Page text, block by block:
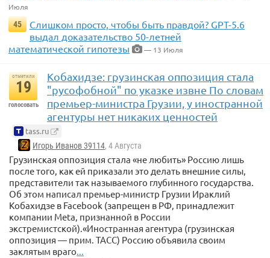
Июля
45
Слишком просто, чтобы быть правдой? GPT-5.6
выдал доказательство 50-летней
математической гипотезы
— 13 Июля
отметили
19
голосовать
Кобахидзе: грузинская оппозиция стала
"русофобной" по указке извне По словам
премьер-министра Грузии, у иностранной
агентуры нет никаких ценностей
tass.ru
Игорь Иванов 39114, 4 Августа
Грузинская оппозиция стала «не любить» Россию лишь
после того, как ей приказали это делать внешние силы,
представители так называемого глубинного государства.
Об этом написал премьер-министр Грузии Ираклий
Кобахидзе в Facebook (запрещен в РФ, принадлежит
компании Meta, признанной в России
экстремистской).«Иностранная агентура (грузинская
оппозиция — прим. ТАСС) Россию объявила своим
заклятым враго...